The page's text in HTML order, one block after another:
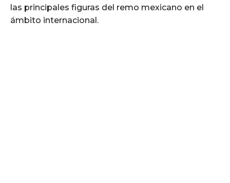
las principales figuras del remo mexicano en el
ámbito internacional.